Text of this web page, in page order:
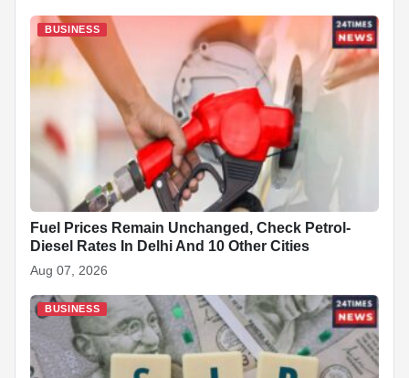
BUSINESS
Fuel Prices Remain Unchanged, Check Petrol-
Diesel Rates In Delhi And 10 Other Cities
Aug 07, 2026
BUSINESS